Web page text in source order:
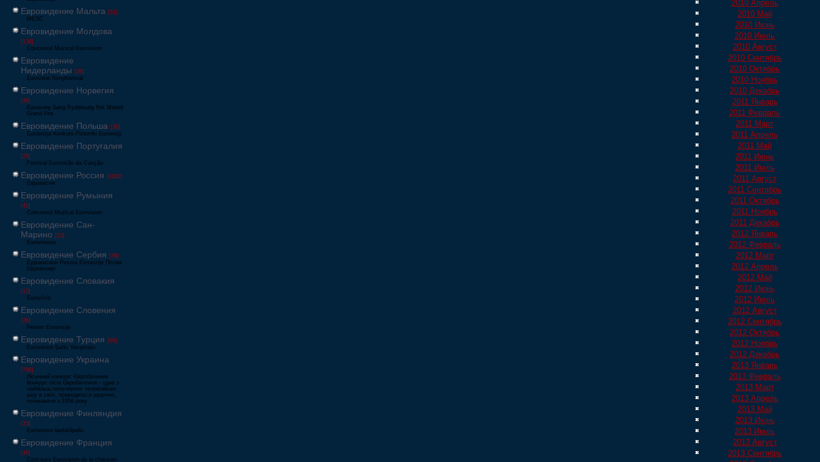
Евровидение Мальта [51]
MESC
Евровидение Молдова
[134]
Concursul Muzical Eurovision
Евровидение
Нидерланды [26]
Eurovisie Songfestival
Евровидение Норвегия
[39]
Eurosong Sang Ryddesalg Nrk Melodi
Grand Prix
Евровидение Польша [36]
Eurowizja Konkurs Piosenki Eurowizji
Евровидение Португалия
[25]
Festival Eurovisão da Canção
Евровидение Россия [1062]
Европесня
Евровидение Румыния
[41]
Concursul Muzical Eurovision
Евровидение Сан-
Марино [23]
Eurovisione
Евровидение Сербия [39]
Еуровисион Pesma Evrovizije Песма
Евровизије
Евровидение Словакия
[13]
Eurovízia
Евровидение Словения
[26]
Pesem Evrovizije
Евровидение Турция [66]
Eurovision Şarkı Yarışması
Евровидение Украина
[796]
Пісенний конкурс Євробачення
Конкурс пісні Євробачення - одне з
найбільш популярних телевізійних
шоу в світі, проводиться щорічно,
починаючи з 1956 року
Евровидение Финляндия
[33]
Eurovision laulukilpailu
Евровидение Франция
[49]
Concours Eurovision de la chanson
2010 Апрель
2010 Май
2010 Июнь
2010 Июль
2010 Август
2010 Сентябрь
2010 Октябрь
2010 Ноябрь
2010 Декабрь
2011 Январь
2011 Февраль
2011 Март
2011 Апрель
2011 Май
2011 Июнь
2011 Июль
2011 Август
2011 Сентябрь
2011 Октябрь
2011 Ноябрь
2011 Декабрь
2012 Январь
2012 Февраль
2012 Март
2012 Апрель
2012 Май
2012 Июнь
2012 Июль
2012 Август
2012 Сентябрь
2012 Октябрь
2012 Ноябрь
2012 Декабрь
2013 Январь
2013 Февраль
2013 Март
2013 Апрель
2013 Май
2013 Июнь
2013 Июль
2013 Август
2013 Сентябрь